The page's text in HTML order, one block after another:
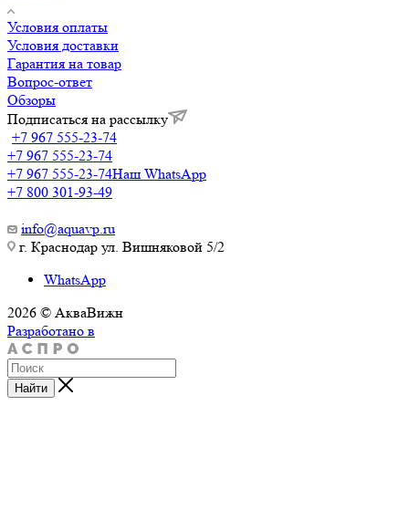
Условия оплаты
Условия доставки
Гарантия на товар
Вопрос-ответ
Обзоры
Подписаться на рассылку
+7 967 555-23-74
+7 967 555-23-74
+7 967 555-23-74Наш WhatsApp
+7 800 301-93-49
info@aquavp.ru
г. Краснодар ул. Вишняковой 5/2
WhatsApp
2026 © АкваВижн
Разработано в
Найти